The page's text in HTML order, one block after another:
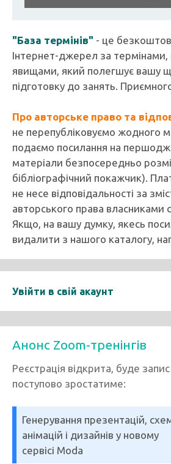
"База термінів" - це
Інтернет-джерел за термінами,
явищами, який полегшує вашу
підготовку до занять.
Про авторське право та
не перепубліковуємо жодного
подаємо посилання на
матеріали безпосередньо
бібліографічний покажчик).
не несе відповідальності за
авторського права власниками
Якщо, на вашу думку, якесь
видалити з нашого каталогу,
Увійти в свій акаунт
Анонс Zoom-тренінгів
Реєстрація відкрита, буде
поступово зростатиме:
Генерування презентацій,
анімацій і дизайнів у новому
сервісі Moda